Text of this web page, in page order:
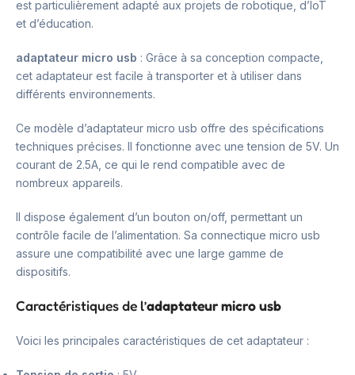
est particulièrement adapté aux projets de robotique, d’IoT
et d’éducation.
adaptateur micro usb : Grâce à sa conception compacte,
cet adaptateur est facile à transporter et à utiliser dans
différents environnements.
Ce modèle d’adaptateur micro usb offre des spécifications
techniques précises. Il fonctionne avec une tension de 5V. Un
courant de 2.5A, ce qui le rend compatible avec de
nombreux appareils.
Il dispose également d’un bouton on/off, permettant un
contrôle facile de l’alimentation. Sa connectique micro usb
assure une compatibilité avec une large gamme de
dispositifs.
Caractéristiques de l’adaptateur micro usb
Voici les principales caractéristiques de cet adaptateur :